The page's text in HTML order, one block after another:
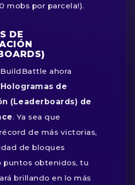
mobs por parcela!).
DE
ahora
Hologramas de
(Leaderboards) de
. Ya sea que
de más victorias,
de bloques
puntos obtenidos, tu
brillando en lo más